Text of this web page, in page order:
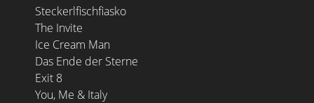
Steckerlfischfiasko
The Invite
Ice Cream Man
Das Ende der Sterne
Exit 8
You, Me & Italy